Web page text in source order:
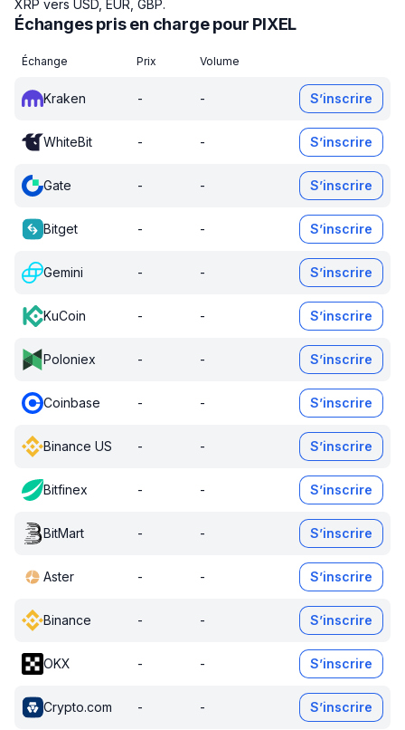
XRP vers USD, EUR, GBP.
Échanges pris en charge pour PIXEL
Échange Prix Volume
Kraken - - S’inscrire
WhiteBit - - S’inscrire
Gate - - S’inscrire
Bitget - - S’inscrire
Gemini - - S’inscrire
KuCoin - - S’inscrire
Poloniex - - S’inscrire
Coinbase - - S’inscrire
Binance US - - S’inscrire
Bitfinex - - S’inscrire
BitMart - - S’inscrire
Aster - - S’inscrire
Binance - - S’inscrire
OKX - - S’inscrire
Crypto.com - - S’inscrire